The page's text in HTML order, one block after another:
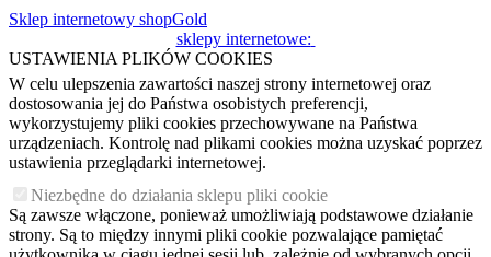
Sklep internetowy shopGold
sklepy internetowe:
USTAWIENIA PLIKÓW COOKIES
W celu ulepszenia zawartości naszej strony internetowej oraz
dostosowania jej do Państwa osobistych preferencji,
wykorzystujemy pliki cookies przechowywane na Państwa
urządzeniach. Kontrolę nad plikami cookies można uzyskać poprzez
ustawienia przeglądarki internetowej.
Niezbędne do działania sklepu pliki cookie
Są zawsze włączone, ponieważ umożliwiają podstawowe działanie
strony. Są to między innymi pliki cookie pozwalające pamiętać